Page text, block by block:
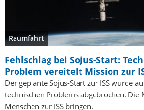
Raumfahrt
Fehlschlag bei Sojus-Start:
Problem vereitelt Mission zur
Der geplante Sojus-Start zur ISS wurde
technischen Problems abgebrochen. Die
Menschen zur ISS bringen.